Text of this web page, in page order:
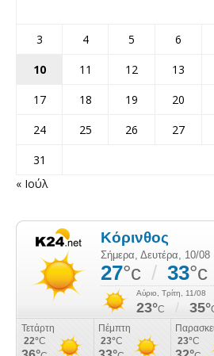
3
4 5 6
10
11 12 13
17
18 19 20
24
25 26 27
31
« Ιούλ